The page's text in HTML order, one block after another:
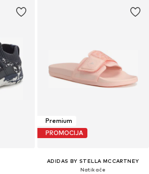
Premium
PROMOCIJA
ADIDAS BY STELLA MCCARTNEY
Natikače